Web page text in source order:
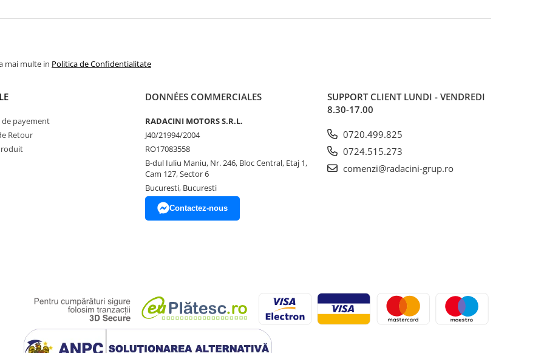
mai multe in Politica de Confidentialitate
payement
Retour
DONNÉES COMMERCIALES
RADACINI MOTORS S.R.L.
J40/21994/2004
RO17083558
B-dul Iuliu Maniu, Nr. 246, Bloc Central, Etaj 1,
Cam 127, Sector 6
Bucuresti, Bucuresti
Contactez-nous
SUPPORT CLIENT LUNDI - VENDREDI
8.30-17.00
0720.499.825
0724.515.273
comenzi@radacini-grup.ro